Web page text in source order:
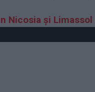
Nicosia și Limassol